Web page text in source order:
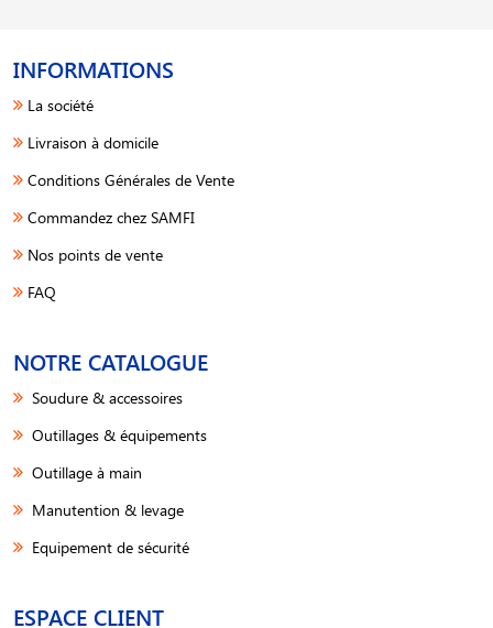
INFORMATIONS
La société
Livraison à domicile
Conditions Générales de Vente
Commandez chez SAMFI
Nos points de vente
FAQ
NOTRE CATALOGUE
Soudure & accessoires
Outillages & équipements
Outillage à main
Manutention & levage
Equipement de sécurité
ESPACE CLIENT